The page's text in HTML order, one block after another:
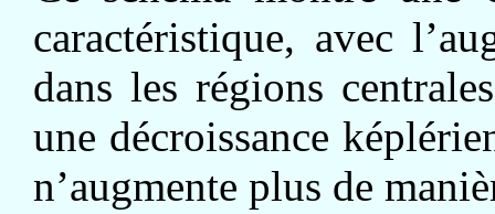
caractéristique, avec
dans les régions
une décroissance
n’augmente plus de